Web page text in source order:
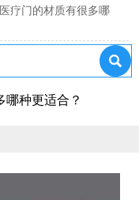
疗门的材质有很多哪

哪种更适合？